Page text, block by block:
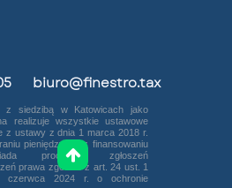
biuro@finestro.tax
siedzibą w Katowicach jako
realizuje wszystkie ustawowe
z ustawy z dnia 1 marca 2018 r.
pieniędzy oraz finansowaniu
procedurę zgłoszeń
prawa zgodnie z art. 24 ust. 1
2024 r. o ochronie